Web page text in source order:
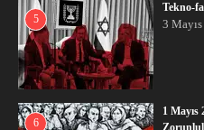
5
Tekno-
3
6
1 Mayıs